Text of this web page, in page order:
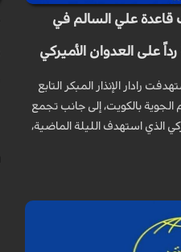
قاعدة علي السالم في
على العدوان الأميركي
رادار الإنذار المبكر التابع
بالكويت، إلى جانب تجمع
الذي استهدف الليلة الماضية،